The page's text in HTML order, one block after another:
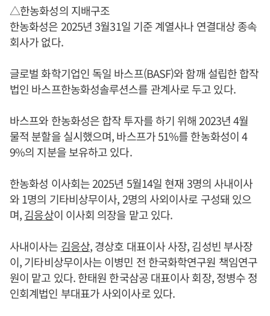
△한농화성의 지배구조
한농화성은 2025년 3월31일 기준 계열사나 연결대상 종속
회사가 없다.
글로벌 화학기업인 독일 바스프(BASF)와 함깨 설립한 합작
법인 바스프한농화성솔루션스를 관계사로 두고 있다.
바스프와 한농화성은 합작 투자를 하기 위해 2023년 4월
물적 분할을 실시했으며, 바스프가 51%를 한농화성이 4
9%의 지분을 보유하고 있다.
한농화성 이사회는 2025년 5월14일 현재 3명의 사내이사
와 1명의 기타비상무이사, 2명의 사외이사로 구성돼 있으
며,김응상이 이사회 의장을 맡고 있다.
사내이사는 김응상, 경상호 대표이사 사장, 김성빈 부사장
이, 기타비상무이사는 이병민 전 한국화학연구원 책임연구
원이 맡고 있다. 한태원 한국삼공 대표이사 회장, 정병수 정
인회계법인 부대표가 사외이사로 있다.